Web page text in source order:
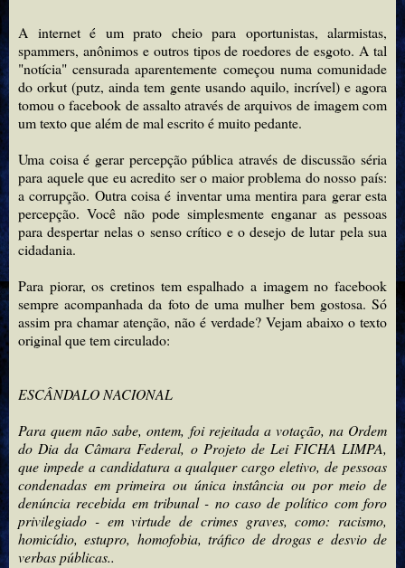
A internet é um prato cheio para oportunistas, alarmistas,
spammers, anônimos e outros tipos de roedores de esgoto. A tal
"notícia" censurada aparentemente começou numa comunidade
do orkut (putz, ainda tem gente usando aquilo, incrível) e agora
tomou o facebook de assalto através de arquivos de imagem com
um texto que além de mal escrito é muito pedante.
Uma coisa é gerar percepção pública através de discussão séria
para aquele que eu acredito ser o maior problema do nosso país:
a corrupção. Outra coisa é inventar uma mentira para gerar esta
percepção. Você não pode simplesmente enganar as pessoas
para despertar nelas o senso crítico e o desejo de lutar pela sua
cidadania.
Para piorar, os cretinos tem espalhado a imagem no facebook
sempre acompanhada da foto de uma mulher bem gostosa. Só
assim pra chamar atenção, não é verdade? Vejam abaixo o texto
original que tem circulado:
ESCÂNDALO NACIONAL
Para quem não sabe, ontem, foi rejeitada a votação, na Ordem
do Dia da Câmara Federal, o Projeto de Lei FICHA LIMPA,
que impede a candidatura a qualquer cargo eletivo, de pessoas
condenadas em primeira ou única instância ou por meio de
denúncia recebida em tribunal - no caso de político com foro
privilegiado - em virtude de crimes graves, como: racismo,
homicídio, estupro, homofobia, tráfico de drogas e desvio de
verbas públicas..